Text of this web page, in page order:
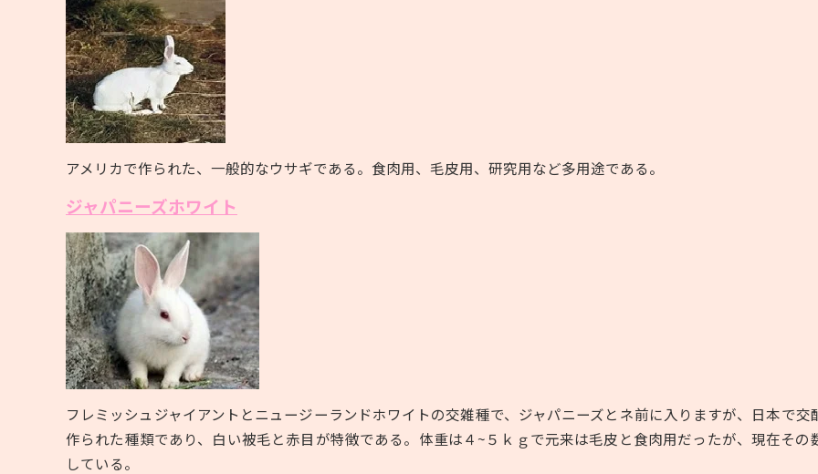
アメリカで作られた、一般的なウサギである。食肉用、毛皮用、研究用など多用途である。
ジャパニーズホワイト
フレミッシュジャイアントとニュージーランドホワイトの交雑種で、ジャパニーズとネ前に入りますが、日本で交
作られた種類であり、白い被毛と赤目が特徴である。体重は４ ~５ｋｇで元来は毛皮と食肉用だったが、現在その
している。